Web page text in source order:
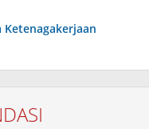
Ketenagakerjaan